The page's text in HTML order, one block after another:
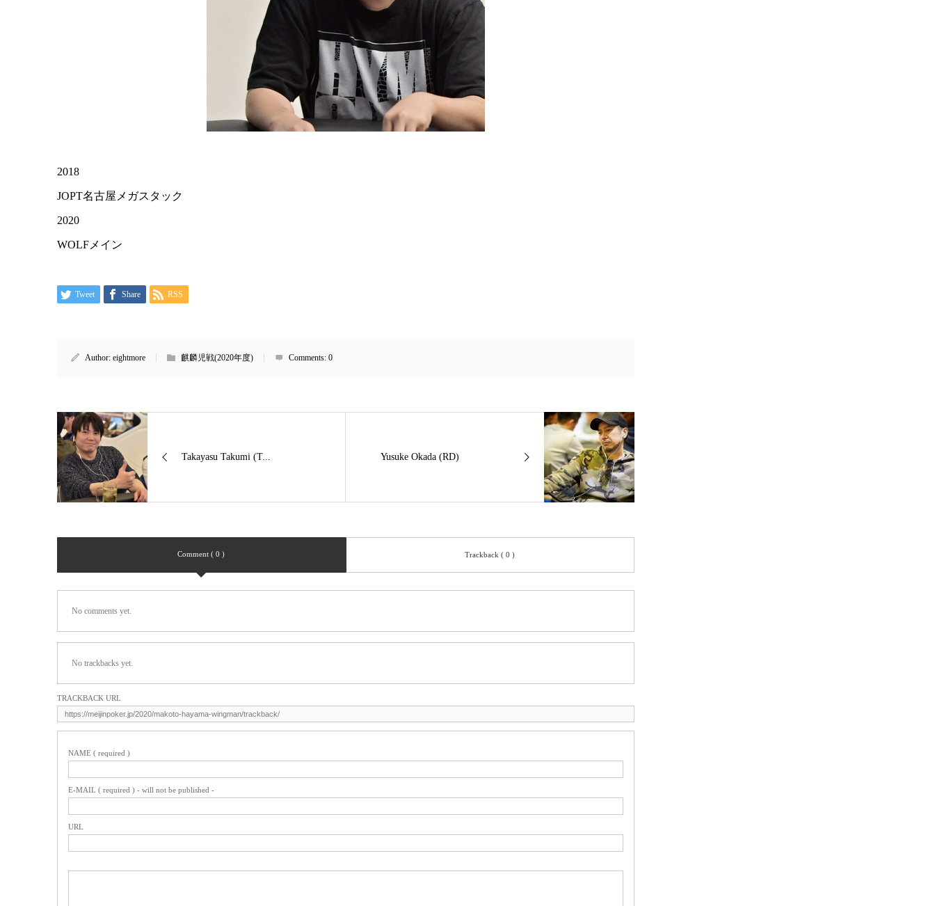
2018
JOPT名古屋メガスタック
2020
WOLFメイン
Tweet Share RSS
Author: eightmore 麒麟児戦(2020年度) Comments: 0
Takayasu Takumi (T... Yusuke Okada (RD)
Comment ( 0 ) Trackback ( 0 )
No comments yet.
No trackbacks yet.
TRACKBACK URL
NAME ( required )
E-MAIL ( required ) - will not be published -
URL